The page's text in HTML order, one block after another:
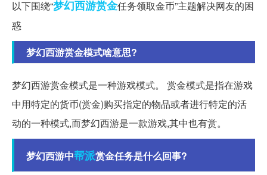
以下围绕“梦幻西游赏金任务领取金币”主题解决网友的困
惑
梦幻西游赏金模式啥意思?
梦幻西游赏金模式是一种游戏模式。 赏金模式是指在游戏
中用特定的货币(赏金)购买指定的物品或者进行特定的活
动的一种模式,而梦幻西游是一款游戏,其中也有赏。
梦幻西游中帮派赏金任务是什么回事?